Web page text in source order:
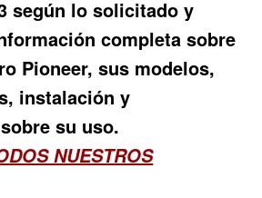
según lo solicitado y
completa sobre
Pioneer, sus modelos,
instalación y
su uso.
NUESTROS